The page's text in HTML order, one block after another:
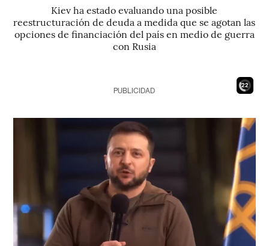
Kiev ha estado evaluando una posible
reestructuración de deuda a medida que se agotan las
opciones de financiación del país en medio de guerra
con Rusia
20
PUBLICIDAD